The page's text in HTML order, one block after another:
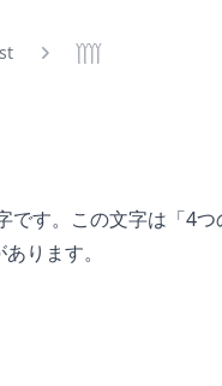
𓉾
す。この文字は「4つ
ります。